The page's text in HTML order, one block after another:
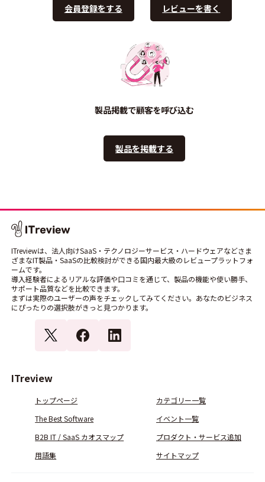
会員登録をする レビューを書く
製品掲載で顧客を呼び込む
製品を掲載する
ITreviewは、法人向けSaaS・テクノロジーサービス・ハードウェアなどさま
ざまなIT製品・SaaSの比較検討ができる国内最大級のレビュープラットフォ
ームです。
導入経験者によるリアルな評価や口コミを通じて、製品の機能や使い勝手、
サポート品質などを比較できます。
まずは実際のユーザーの声をチェックしてみてください。あなたのビジネス
にぴったりの選択肢がきっと見つかります。
ITreview
トップページ
カテゴリー一覧
The Best Software
イベント一覧
B2B IT / SaaS カオスマップ
プロダクト・サービス追加
用語集
サイトマップ